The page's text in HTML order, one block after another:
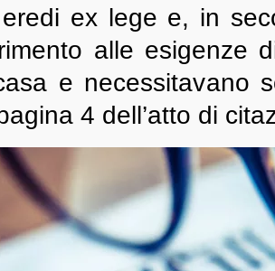
ex lege e, in
alle esigenze
e necessitavano
4 dell’atto di